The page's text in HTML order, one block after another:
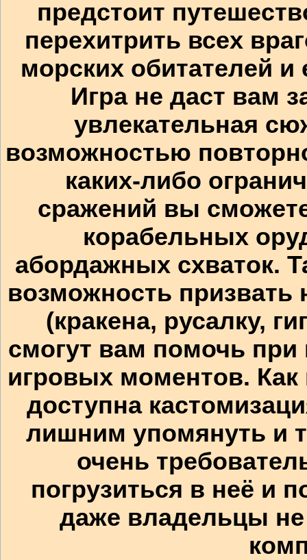
предстоит
перехитрить всех
морских обитателей
Игра не даст вам
увлекательная
возможностью
каких-либо
сражений вы
корабельных
абордажных схваток.
возможность
(кракена, русалку,
смогут вам помочь
игровых моментов. Как
доступна
лишним упомянуть и
очень
погрузиться в неё и
даже владельцы